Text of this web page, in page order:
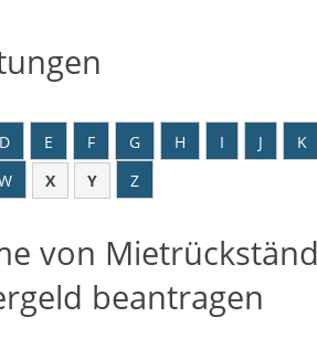
D E F G H I J K
X Y Z
von
beantragen